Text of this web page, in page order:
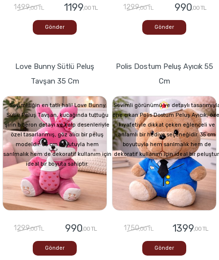
1499,00 TL 1199,00 TL
Gönder
1299,00 TL 990,00 TL
Gönder
Love Bunny Sütlü Peluş
Tavşan 35 Cm
Sevimliliğin en tatlı hali! Love Bunny
Sütlü Peluş Tavşan, kucağında tuttuğu
şirin biberon detayı ve kalp desenleriyle
özel tasarlanmış, göz alıcı bir peluş
modeldir. 35 cm boyutuyla hem
sarılmalık hem de dekoratif kullanım için
ideal bir boyuta sahiptir.
1299,00 TL 990,00 TL
Gönder
Polis Dostum Peluş Ayıcık 55
Cm
Sevimli görünümü ve detaylı
öne çıkan Polis Dostum Peluş Ayıcık,
kıyafetiyle dikkat çeken eğlenceli ve
anlamlı bir hediye seçeneğidir. 35 cm
boyutuyla hem sarılmalık hem de
dekoratif kullanım için ideal bir
1750,00 TL 1399,00 TL
Gönder